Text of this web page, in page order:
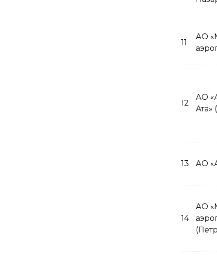
11
АО
12
АО
Ата»
13 АО
14
АО